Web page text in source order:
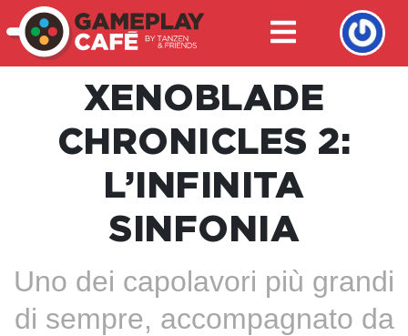
XENOBLADE
CHRONICLES 2:
L’INFINITA
SINFONIA
Uno dei capolavori più grandi
di sempre, accompagnato da